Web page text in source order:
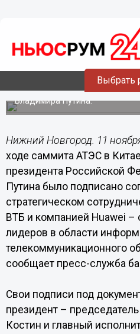
Выбрать
ВТБ начал
компанией Huawei
Соглашение о
саммита АТЭС в Китае в
Владимира Путина.
Нижний Новгород. 11
ходе саммита АТЭС в
президента Российской
Путина было подписано
стратегическом
ВТБ и компанией Huawei
лидеров в области
телекоммуникационного
сообщает пресс-служба
Свои подписи под
президент –
Костин и главный